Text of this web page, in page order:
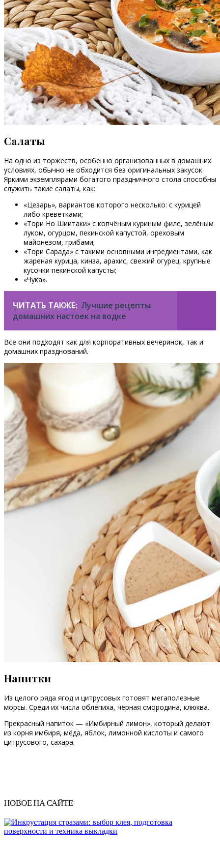
Салаты
На одно из торжеств, особенно организованных в домашних
условиях, обычно не обходится без оригинальных закусок.
Яркими экземплярами богатого праздничного стола способны
служить такие салаты, как:
«Цезарь», вариантов которого несколько: с курицей
либо креветками;
«Тори Но Шиитаки» с копчёным куриным филе, зелёным
луком, огурцом, пекинской капустой, ореховым
майонезом, грибами;
«Тори Сарада» с такими основными ингредиентами, как
жареная курица, кинза, арахис, свежий огурец, крупные
кусочки пекинской капусты;
«Чука».
ЧИТАТЬ ТАКЖЕ: Лучшие рецепты
домашних настоек на водке
Все они подходят как для корпоративных вечеринок, так и
домашних празднований.
Напитки
Из целого ряда ягод и цитрусовых готовят мегаполезные
морсы. Среди их числа облепиха, чёрная смородина, клюква.
Прекрасный напиток — «Имбирный лимон», который делают
из корня имбиря, мёда, яблок, лимонной кислоты и самого
цитрусового, сахара.
НОВОЕ НА САЙТЕ